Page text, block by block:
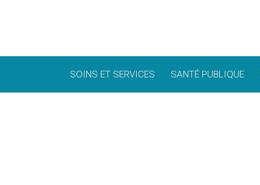
SOINS ET SERVICES SANTÉ PUBLIQUE